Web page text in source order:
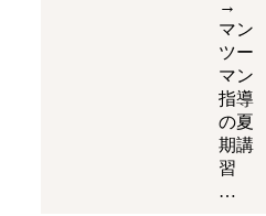
→
マン
ツー
マン
指導
の夏
期講
習
…